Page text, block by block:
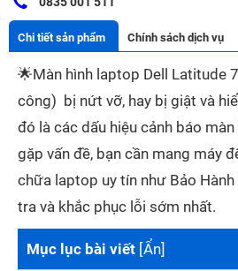
Chi tiết sản phẩm Chính sách dịch vụ
🌟Màn hình laptop Dell Latitude
công) bị nứt vỡ, hay bị giật và
đó là các dấu hiệu cảnh báo
gặp vấn đề, bạn cần mang máy
chữa laptop uy tín như Bảo
tra và khắc phục lỗi sớm nhất.
Mục lục bài viết [Ẩn]